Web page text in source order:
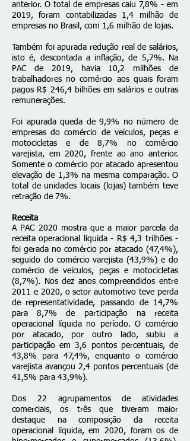
anterior. O total de empresas caiu 7,8% - em
2019, foram contabilizadas 1,4 milhão de
empresas no Brasil, com 1,6 milhão de lojas.
Também foi apurada redução real de salários,
isto é, descontada a inflação, de 5,7%. Na
PAC de 2019, havia 10,2 milhões de
trabalhadores no comércio aos quais foram
pagos R$ 246,4 bilhões em salários e outras
remunerações.
Foi apurada queda de 9,9% no número de
empresas do comércio de veículos, peças e
motocicletas e de 8,7% no comércio
varejista, em 2020, frente ao ano anterior.
Somente o comércio por atacado apresentou
elevação de 1,3% na mesma comparação. O
total de unidades locais (lojas) também teve
retração de 7%.
Receita
A PAC 2020 mostra que a maior parcela da
receita operacional líquida - R$ 4,3 trilhões -
foi gerada no comércio por atacado (47,4%),
seguido do comércio varejista (43,9%) e do
comércio de veículos, peças e motocicletas
(8,7%). Nos dez anos compreendidos entre
2011 e 2020, o setor automotivo teve perda
de representatividade, passando de 14,7%
para 8,7% de participação na receita
operacional líquida no período. O comércio
por atacado, por outro lado, subiu a
participação em 3,6 pontos percentuais, de
43,8% para 47,4%, enquanto o comércio
varejista avançou 2,4 pontos percentuais (de
41,5% para 43,9%).
Dos 22 agrupamentos de atividades
comerciais, os três que tiveram maior
destaque na composição da receita
operacional líquida, em 2020, foram os de